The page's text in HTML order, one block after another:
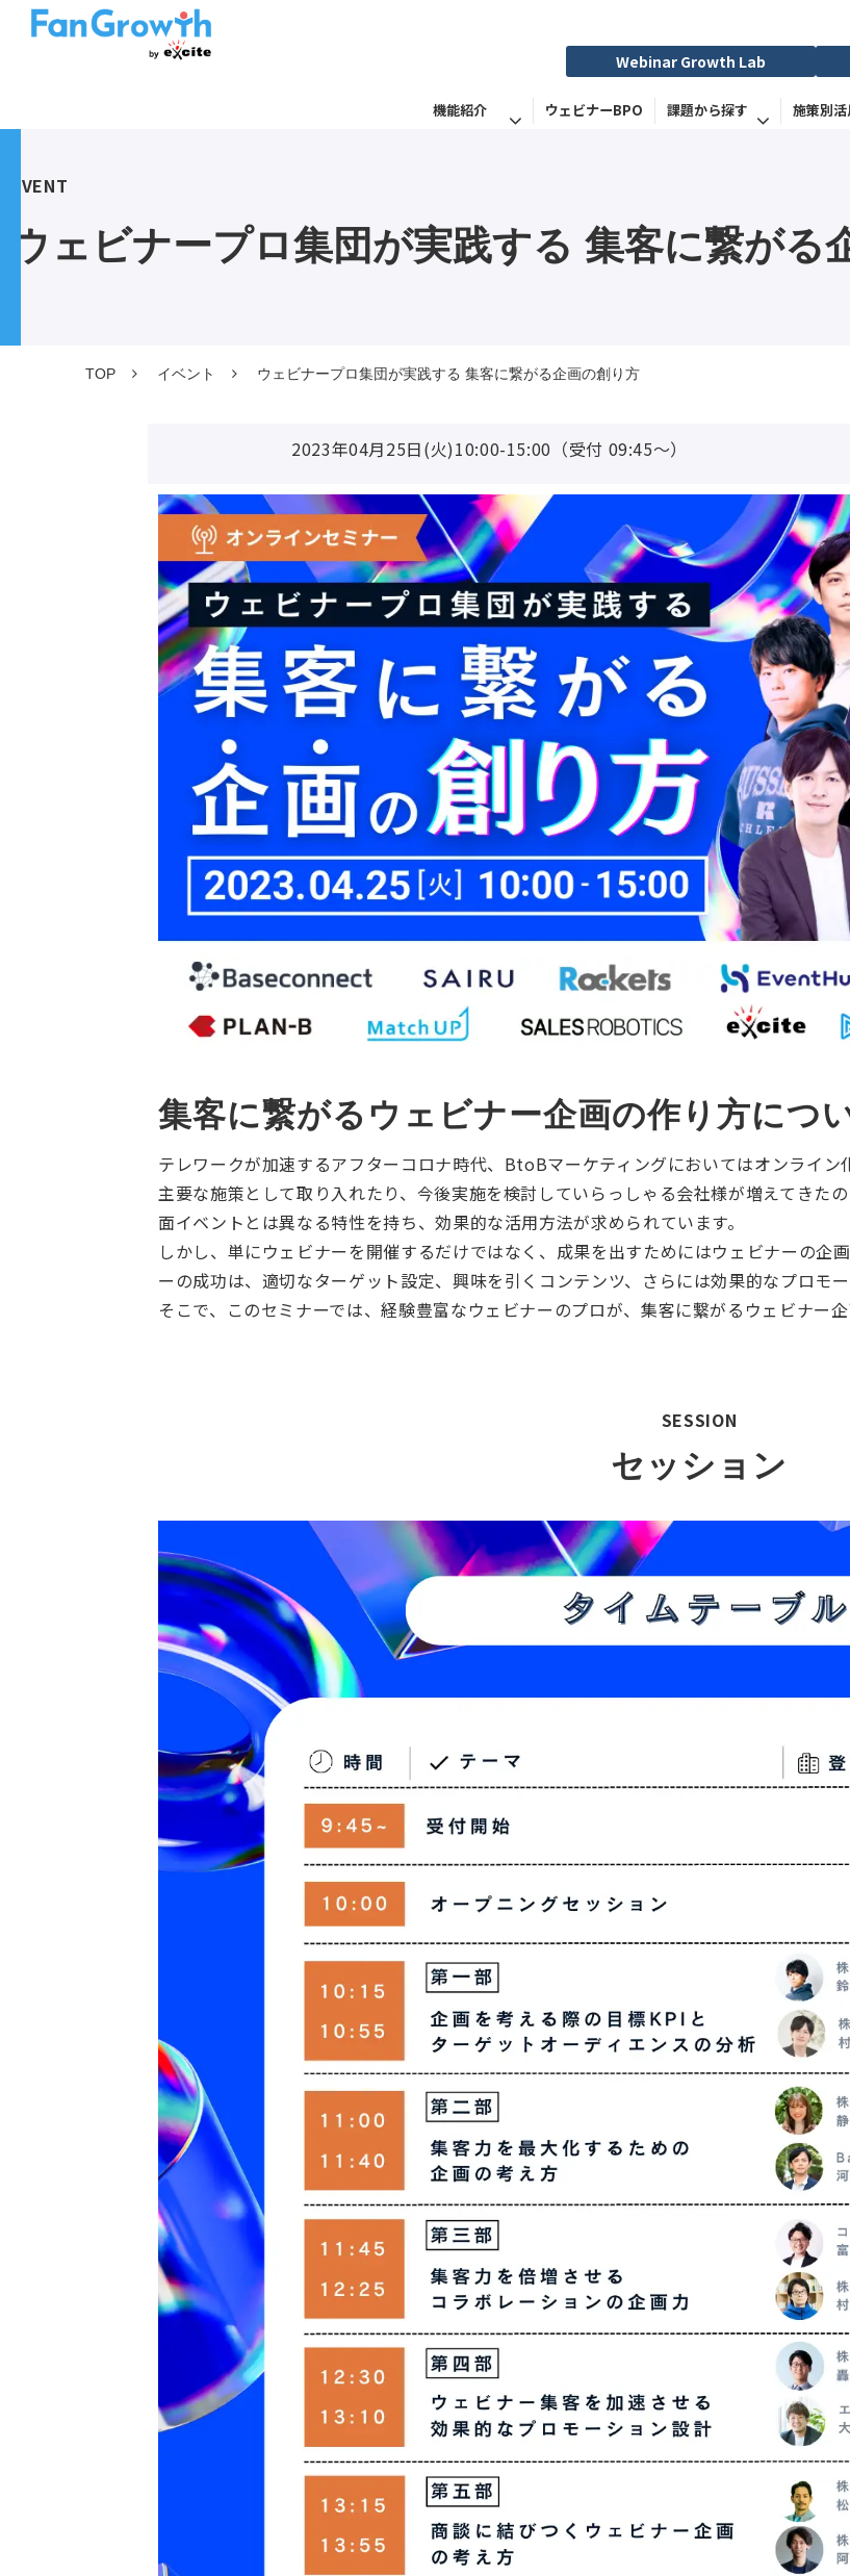
Webinar Growth Lab
機能紹介 ウェビナーBPO 課題から探す 施策別
EVENT
ウェビナープロ集団が実践する 集客に繋がる
TOP イベント ウェビナープロ集団が実践する 集客に繋がる企画の創り方
2023年04月25日(火)10:00-15:00（受付 09:45〜）
集客に繋がるウェビナー企画の作り方につ
テレワークが加速するアフターコロナ時代、BtoBマーケティングにおいてはオンライ
主要な施策として取り入れたり、今後実施を検討していらっしゃる会社様が増えてきた
面イベントとは異なる特性を持ち、効果的な活用方法が求められています。
しかし、単にウェビナーを開催するだけではなく、成果を出すためにはウェビナーの企
ーの成功は、適切なターゲット設定、興味を引くコンテンツ、さらには効果的なプロモー
そこで、このセミナーでは、経験豊富なウェビナーのプロが、集客に繋がるウェビナー
SESSION
セッション